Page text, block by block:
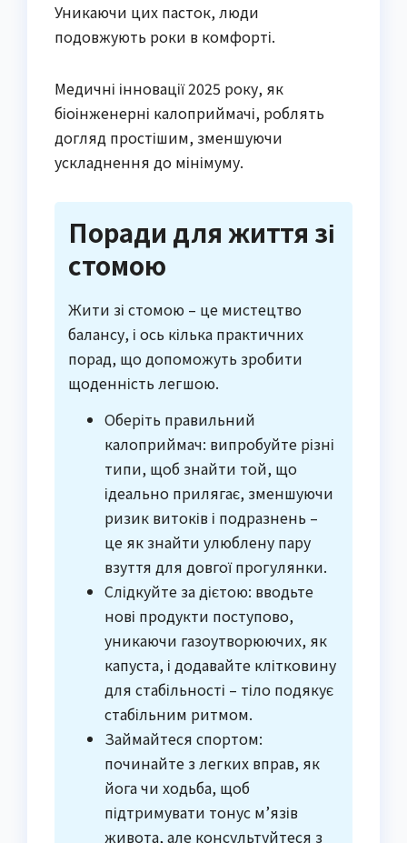
Уникаючи цих пасток, люди
подовжують роки в комфорті.
Медичні інновації 2025 року, як
біоінженерні калоприймачі, роблять
догляд простішим, зменшуючи
ускладнення до мінімуму.
Поради для життя зі
стомою
Жити зі стомою – це мистецтво
балансу, і ось кілька практичних
порад, що допоможуть зробити
щоденність легшою.
Оберіть правильний
калоприймач: випробуйте різні
типи, щоб знайти той, що
ідеально прилягає, зменшуючи
ризик витоків і подразнень –
це як знайти улюблену пару
взуття для довгої прогулянки.
Слідкуйте за дієтою: вводьте
нові продукти поступово,
уникаючи газоутворюючих, як
капуста, і додавайте клітковину
для стабільності – тіло подякує
стабільним ритмом.
Займайтеся спортом:
починайте з легких вправ, як
йога чи ходьба, щоб
підтримувати тонус м’язів
живота, але консультуйтеся з